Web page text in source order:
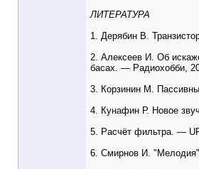
ЛИТЕРАТУРА
1. Дерябин В.
2. Алексеев И. Об
басах. — Радиохобби,
3. Корзинин М.
4. Кунафин Р. Новое
5. Расчёт фильтра. —
6. Смирнов И.